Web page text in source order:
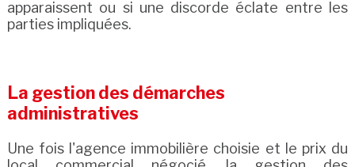
apparaissent ou si une discorde éclate entre les
parties impliquées.
La gestion des démarches
administratives
Une fois l'agence immobilière choisie et le prix du